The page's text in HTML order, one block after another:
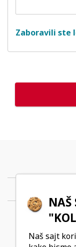
Zaboravili ste
NAŠ
Naš sajt